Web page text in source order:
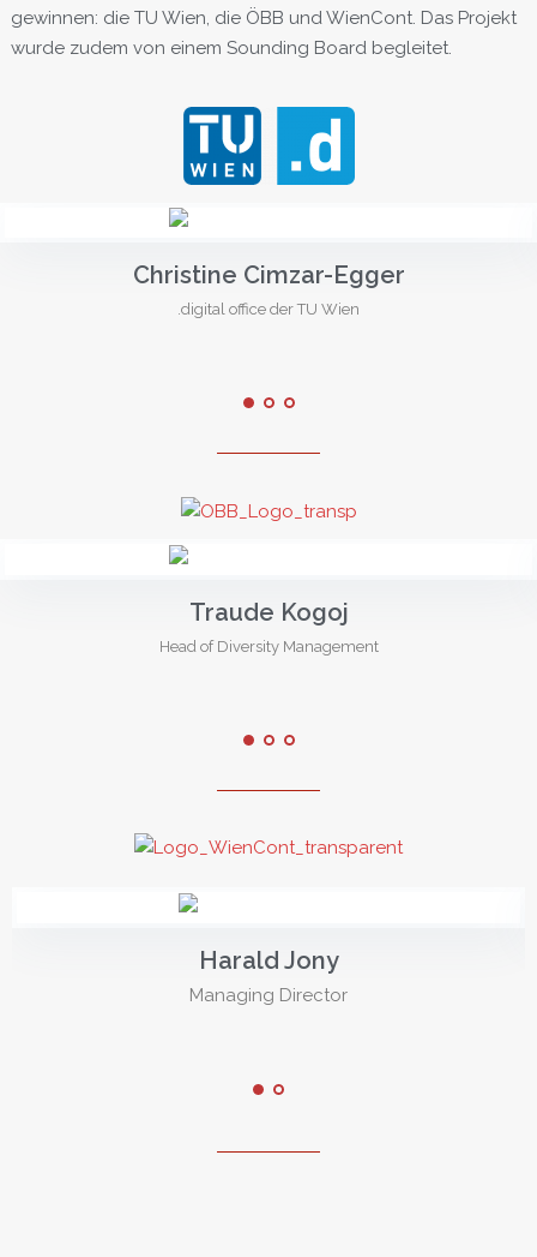
gewinnen: die TU Wien, die ÖBB und WienCont. Das Projekt
wurde zudem von einem Sounding Board begleitet.
Christine Cimzar-Egger
.digital office der TU Wien
Traude Kogoj
Head of Diversity Management
Harald Jony
Managing Director